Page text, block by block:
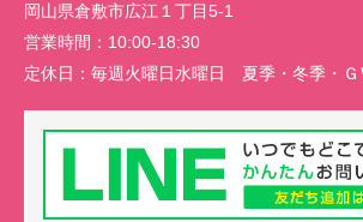
岡山県倉敷市広江１丁目5-1
営業時間： 10:00-18:30
定休日： 毎週火曜日水曜日 夏季・冬季・Ｇ